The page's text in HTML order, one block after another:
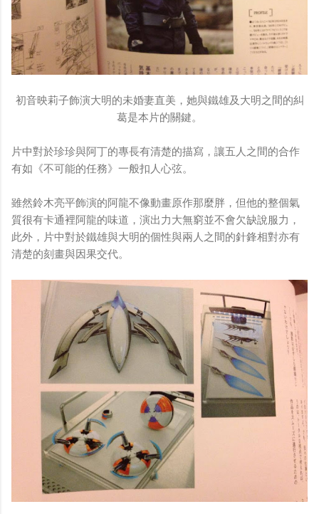
初音映莉子飾演大明的未婚妻直美，她與鐵雄及大明之間的糾
葛是本片的關鍵。
片中對於珍珍與阿丁的專長有清楚的描寫，讓五人之間的合作
有如《不可能的任務》一般扣人心弦。
雖然鈴木亮平飾演的阿龍不像動畫原作那麼胖，但他的整個氣
質很有卡通裡阿龍的味道，演出力大無窮並不會欠缺說服力，
此外，片中對於鐵雄與大明的個性與兩人之間的針鋒相對亦有
清楚的刻畫與因果交代。